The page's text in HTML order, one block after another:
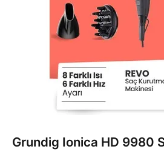
Grundig Ionica HD 9980